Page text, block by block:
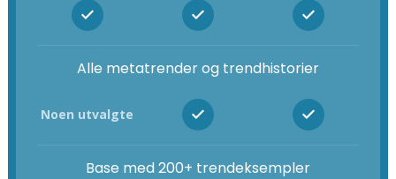
Alle metatrender og trendhistorier
Noen utvalgte
Base med 200+ trendeksempler